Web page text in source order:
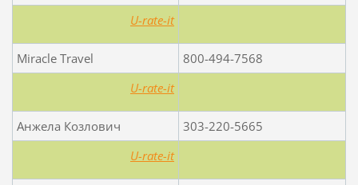
U-rate-it
Miracle Travel
800-494-7568
U-rate-it
Анжела Козлович
303-220-5665
U-rate-it